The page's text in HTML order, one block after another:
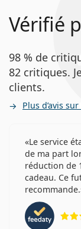
Vérifié
98 % de
82 critiques.
clients.
Plus d’avis
Le service
de ma part
réduction de
cadeau. Ce
recommande.